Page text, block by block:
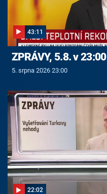
43:11
ZPRÁVY, 5.8. v 23:00
5. srpna 2026 23:00
22:02